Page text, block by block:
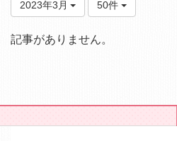
2023年3月 50件
記事がありません。